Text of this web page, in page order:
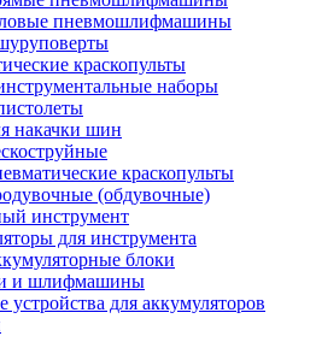
пневмошлифмашины
краскопульты
наборы
накачки шин
краскопульты
(обдувочные)
инструмент
для инструмента
блоки
и шлифмашины
устройства для аккумуляторов